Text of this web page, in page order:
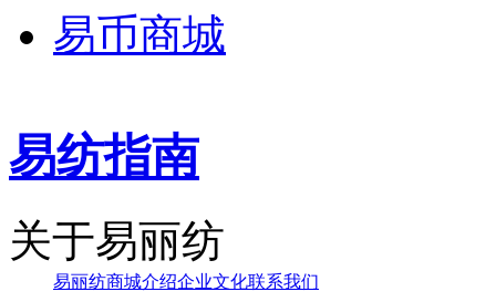
易币商城
易纺指南
关于易丽纺
易丽纺商城介绍企业文化联系我们